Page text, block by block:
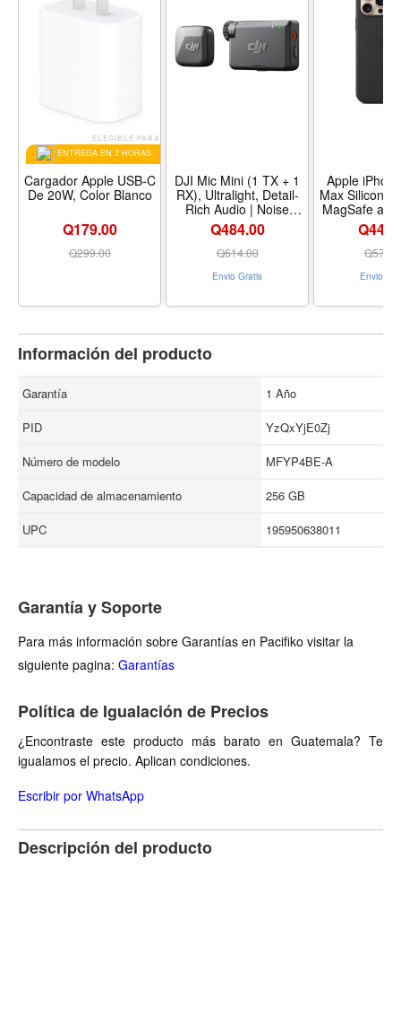
ELEGIBLE PARA
ENTREGA EN 2 HORAS
Cargador Apple USB-C
De 20W, Color Blanco
Q179.00
Q299.00
DJI Mic Mini (1 TX + 1
RX), Ultralight, Detail-
Rich Audio | Noise
Cancelling, Automatic
Limiting, Wireless
Microphone for
Vlog, Streaming, 400m
de estilo Mic Mini (1 TX
Configuración Single
Q484.00
Q614.00
Envio Gratis
Apple
Max Silicone
MagSafe
Control:
Phone
Charging
Black -
de estilo
Q
Envio
Información del producto
Garantía
1 Año
PID
YzQxYjE0Zj
Número de modelo
MFYP4BE-A
Capacidad de almacenamiento
256 GB
UPC
195950638011
Garantía y Soporte
Para más información sobre Garantías en Pacifiko visitar la
siguiente pagina: Garantías
Política de Igualación de Precios
¿Encontraste este producto más barato en Guatemala? Te
igualamos el precio. Aplican condiciones.
Escribir por WhatsApp
Descripción del producto